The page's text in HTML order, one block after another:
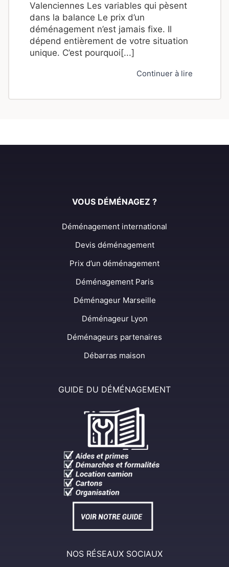
Valenciennes Les variables qui pèsent
dans la balance Le prix d’un
déménagement n’est jamais fixe. Il
dépend entièrement de votre situation
unique. C’est pourquoi[...]
Continuer à lire
VOUS DÉMÉNAGEZ ?
Déménagement international
Devis déménagement
Prix d’un déménagement
Déménagement Paris
Déménageur Marseille
Déménageur Lyon
Déménageurs partenaires
Débarras maison
GUIDE DU DÉMÉNAGEMENT
NOS RÉSEAUX SOCIAUX